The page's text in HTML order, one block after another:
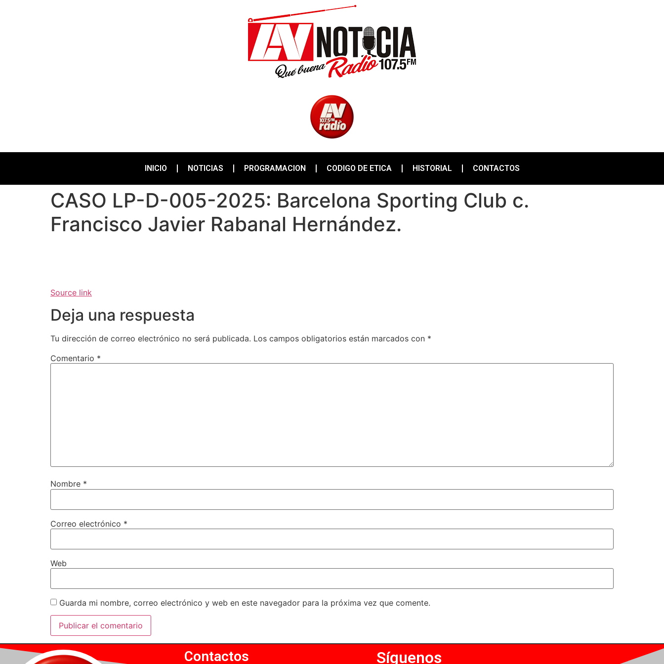
INICIO NOTICIAS PROGRAMACION CODIGO DE ETICA HISTORIAL CONTACTOS
CASO LP-D-005-2025: Barcelona Sporting Club c.
Francisco Javier Rabanal Hernández.
Source link
Deja una respuesta
Tu dirección de correo electrónico no será publicada. Los campos obligatorios están marcados con *
Comentario *
Nombre *
Correo electrónico *
Web
Guarda mi nombre, correo electrónico y web en este navegador para la próxima vez que comente.
Contactos Síguenos